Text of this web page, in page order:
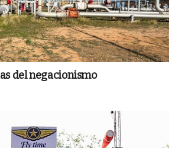
del negacionismo